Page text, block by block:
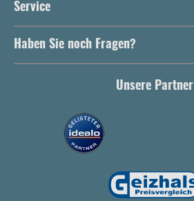
Service
Haben Sie noch Fragen?
Unsere Partner